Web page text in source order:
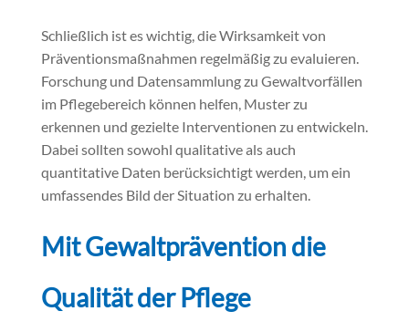
Schließlich ist es wichtig, die Wirksamkeit von
Präventionsmaßnahmen regelmäßig zu evaluieren.
Forschung und Datensammlung zu Gewaltvorfällen
im Pflegebereich können helfen, Muster zu
erkennen und gezielte Interventionen zu entwickeln.
Dabei sollten sowohl qualitative als auch
quantitative Daten berücksichtigt werden, um ein
umfassendes Bild der Situation zu erhalten.
Mit Gewaltprävention die
Qualität der Pflege